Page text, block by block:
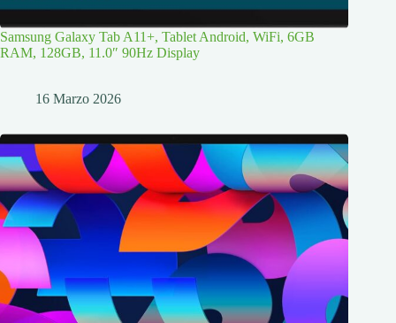
Samsung Galaxy Tab A11+, Tablet Android, WiFi, 6GB
RAM, 128GB, 11.0″ 90Hz Display
16 Marzo 2026